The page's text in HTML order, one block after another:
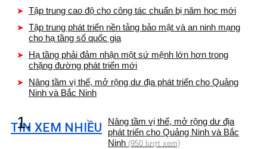
Tập trung cao độ cho công tác chuẩn bị năm học mới
Tập trung phát triển nền tảng bảo mật và an ninh mạng
cho hạ tầng số quốc gia
Hạ tầng phải đảm nhận một sứ mệnh lớn hơn trong
chặng đường phát triển mới
Nâng tầm vị thế, mở rộng dư địa phát triển cho Quảng
Ninh và Bắc Ninh
TIN XEM NHIỀU
1.
Nâng tầm vị thế, mở rộng dư địa
phát triển cho Quảng Ninh và Bắc
Ninh (950 lượt xem)